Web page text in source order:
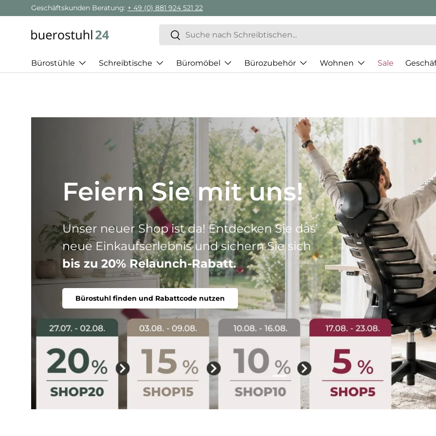
Direkt zum Inhalt
Geschäftskunden Beratung: + 49 (0) 881 924 521 22
Suchen
Suchen
Bürostühle Schreibtische Büromöbel Bürozubehör Wohnen Sale
Best of HJH
Drei Produktlinien, ein Ziel: Ihr perfekter
Stuhl. Ergonomisch, komfortabel, individuell.
Bürostuhl finden
Folie laden 1 von 5
Folie laden 2 von 5
Folie laden 3 von 5
Folie laden 4 von 5
Folie laden 5